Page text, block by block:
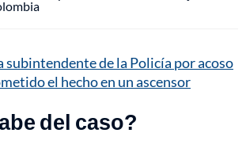
subintendente de la Policía por acoso
el hecho en un ascensor
del caso?